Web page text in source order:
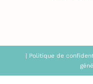
| Politique de